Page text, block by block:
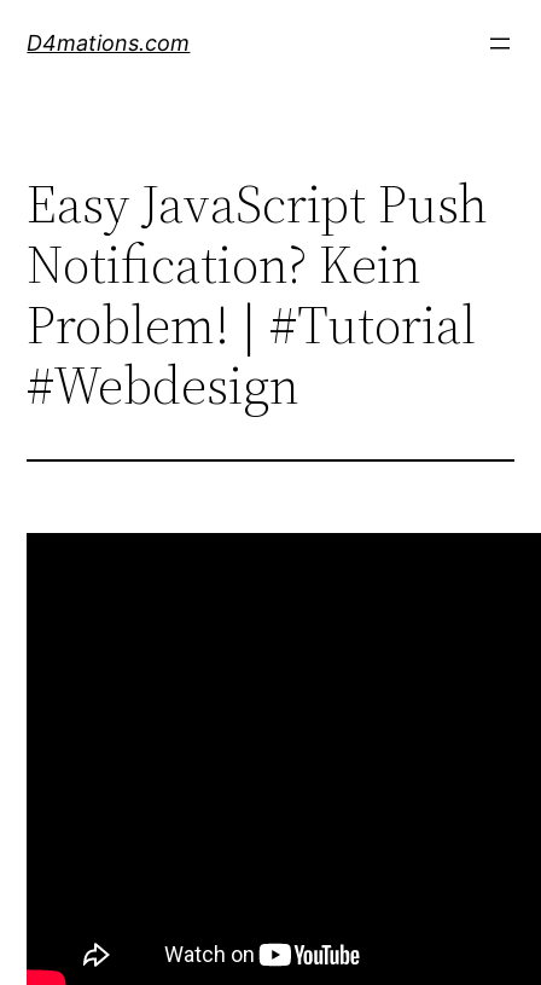
D4mations.com
Easy JavaScript Push
Notification? Kein
Problem! | #Tutorial
#Webdesign